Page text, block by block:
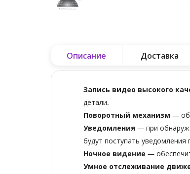
Описание Доставка
Запись видео высокого
детали.
Поворотный механизм —
Уведомления — при
будут поступать
Ночное видение —
Умное отслеживание